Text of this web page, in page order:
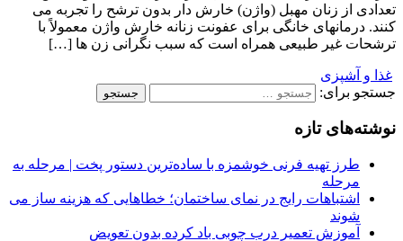
تعدادی از زنان مهبل (واژن) خارش دار بدون ترشح را تجربه می
کنند. درمانهای خانگی برای عفونت زنانه خارش واژن معمولاً با
ترشحات غیر طبیعی همراه است که سبب نگرانی زن ها […]
غذا و آشپزی
جستجو برای:
نوشته‌های تازه
طرز تهیه فرنی خوشمزه با ساده‌ترین دستور پخت | مرحله به
مرحله
اشتباهات رایج در نمای ساختمان؛ خطاهایی که هزینه ساز می
شوند
آموزش تعمیر درب چوبی باد کرده بدون تعویض